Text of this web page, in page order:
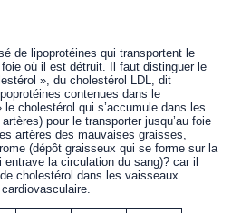
de lipoprotéines qui transportent le
où il est détruit. Il faut distinguer le
», du cholestérol LDL, dit
contenues dans le
cholestérol qui s’accumule dans les
pour le transporter jusqu’au foie
artères des mauvaises graisses,
(dépôt graisseux qui se forme sur la
entrave la circulation du sang)? car il
cholestérol dans les vaisseaux